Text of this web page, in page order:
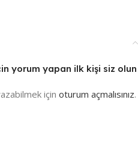
yorum yapan ilk kişi siz olun
için oturum açmalısınız.